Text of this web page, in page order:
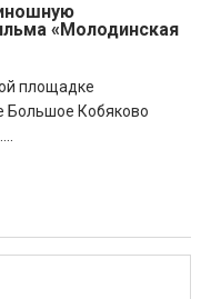
«Молодинская
площадке
Большое Кобяково